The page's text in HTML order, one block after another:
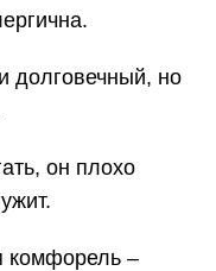
долговечный, но
он плохо
комфорель –